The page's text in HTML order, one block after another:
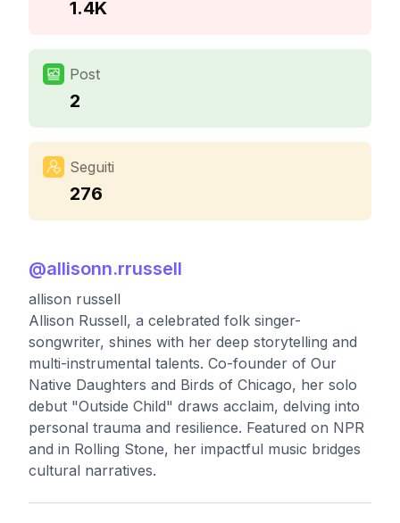
1.4K
Post
2
Seguiti
276
@allisonn.rrussell
allison russell
Allison Russell, a celebrated folk singer-
songwriter, shines with her deep storytelling and
multi-instrumental talents. Co-founder of Our
Native Daughters and Birds of Chicago, her solo
debut "Outside Child" draws acclaim, delving into
personal trauma and resilience. Featured on NPR
and in Rolling Stone, her impactful music bridges
cultural narratives.